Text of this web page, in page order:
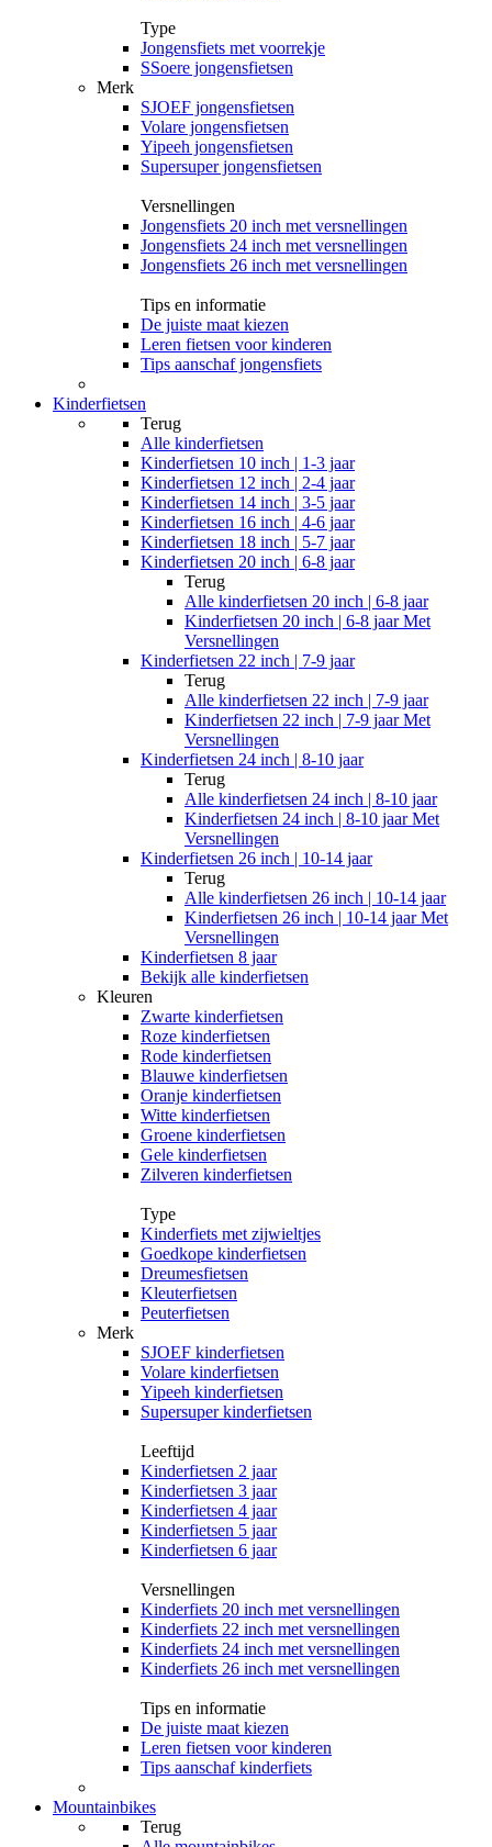
Type
Jongensfiets met voorrekje
SSoere jongensfietsen
Merk
SJOEF jongensfietsen
Volare jongensfietsen
Yipeeh jongensfietsen
Supersuper jongensfietsen
Versnellingen
Jongensfiets 20 inch met versnellingen
Jongensfiets 24 inch met versnellingen
Jongensfiets 26 inch met versnellingen
Tips en informatie
De juiste maat kiezen
Leren fietsen voor kinderen
Tips aanschaf jongensfiets
Kinderfietsen
Terug
Alle kinderfietsen
Kinderfietsen 10 inch | 1-3 jaar
Kinderfietsen 12 inch | 2-4 jaar
Kinderfietsen 14 inch | 3-5 jaar
Kinderfietsen 16 inch | 4-6 jaar
Kinderfietsen 18 inch | 5-7 jaar
Kinderfietsen 20 inch | 6-8 jaar
Terug
Alle kinderfietsen 20 inch | 6-8 jaar
Kinderfietsen 20 inch | 6-8 jaar Met
Versnellingen
Kinderfietsen 22 inch | 7-9 jaar
Terug
Alle kinderfietsen 22 inch | 7-9 jaar
Kinderfietsen 22 inch | 7-9 jaar Met
Versnellingen
Kinderfietsen 24 inch | 8-10 jaar
Terug
Alle kinderfietsen 24 inch | 8-10 jaar
Kinderfietsen 24 inch | 8-10 jaar Met
Versnellingen
Kinderfietsen 26 inch | 10-14 jaar
Terug
Alle kinderfietsen 26 inch | 10-14 jaar
Kinderfietsen 26 inch | 10-14 jaar Met
Versnellingen
Kinderfietsen 8 jaar
Bekijk alle kinderfietsen
Kleuren
Zwarte kinderfietsen
Roze kinderfietsen
Rode kinderfietsen
Blauwe kinderfietsen
Oranje kinderfietsen
Witte kinderfietsen
Groene kinderfietsen
Gele kinderfietsen
Zilveren kinderfietsen
Type
Kinderfiets met zijwieltjes
Goedkope kinderfietsen
Dreumesfietsen
Kleuterfietsen
Peuterfietsen
Merk
SJOEF kinderfietsen
Volare kinderfietsen
Yipeeh kinderfietsen
Supersuper kinderfietsen
Leeftijd
Kinderfietsen 2 jaar
Kinderfietsen 3 jaar
Kinderfietsen 4 jaar
Kinderfietsen 5 jaar
Kinderfietsen 6 jaar
Versnellingen
Kinderfiets 20 inch met versnellingen
Kinderfiets 22 inch met versnellingen
Kinderfiets 24 inch met versnellingen
Kinderfiets 26 inch met versnellingen
Tips en informatie
De juiste maat kiezen
Leren fietsen voor kinderen
Tips aanschaf kinderfiets
Mountainbikes
Terug